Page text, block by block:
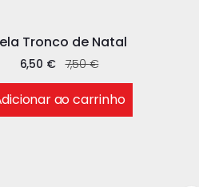
Tronco de Natal
7,50€
6,50 €
ao carrinho